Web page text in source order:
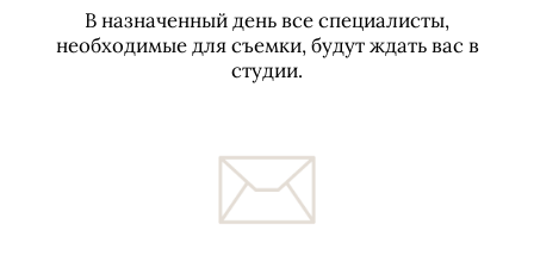
В назначенный день все специалисты,
необходимые для съемки, будут ждать вас в
студии.